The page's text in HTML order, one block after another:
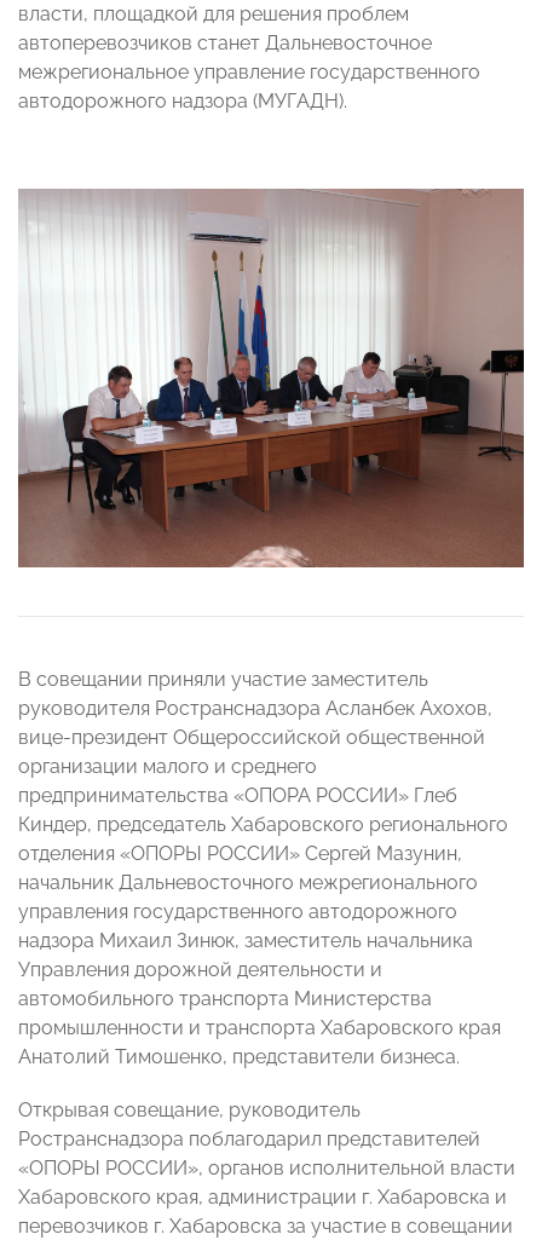
власти, площадкой для решения проблем
автоперевозчиков станет Дальневосточное
межрегиональное управление государственного
автодорожного надзора (МУГАДН).
В совещании приняли участие заместитель
руководителя Ространснадзора Асланбек Ахохов,
вице-президент Общероссийской общественной
организации малого и среднего
предпринимательства «ОПОРА РОССИИ» Глеб
Киндер, председатель Хабаровского регионального
отделения «ОПОРЫ РОССИИ» Сергей Мазунин,
начальник Дальневосточного межрегионального
управления государственного автодорожного
надзора Михаил Зинюк, заместитель начальника
Управления дорожной деятельности и
автомобильного транспорта Министерства
промышленности и транспорта Хабаровского края
Анатолий Тимошенко, представители бизнеса.
Открывая совещание, руководитель
Ространснадзора поблагодарил представителей
«ОПОРЫ РОССИИ», органов исполнительной власти
Хабаровского края, администрации г. Хабаровска и
перевозчиков г. Хабаровска за участие в совещании